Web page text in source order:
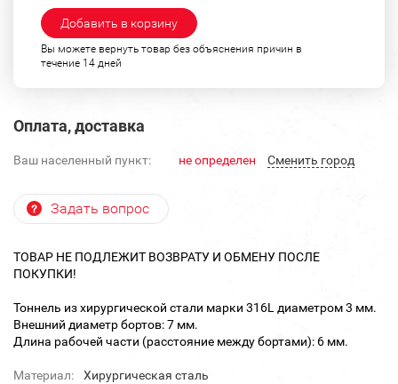
Добавить в корзину
Вы можете вернуть товар без объяснения причин в
течение 14 дней
Оплата, доставка
Ваш населенный пункт: не определен Cменить город
Задать вопрос
ТОВАР НЕ ПОДЛЕЖИТ ВОЗВРАТУ И ОБМЕНУ ПОСЛЕ
ПОКУПКИ!
Тоннель из хирургической стали марки 316L диаметром 3 мм.
Внешний диаметр бортов: 7 мм.
Длина рабочей части (расстояние между бортами): 6 мм.
Материал:
Хирургическая сталь